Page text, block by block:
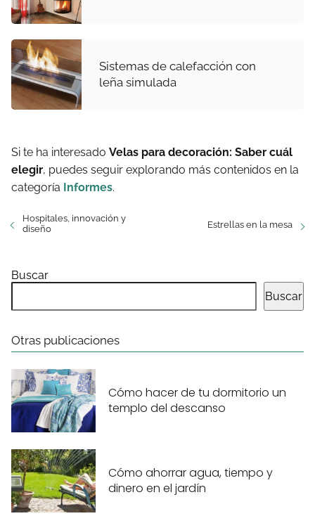
Sistemas de calefacción con
leña simulada
Si te ha interesado Velas para decoración: Saber cuál
elegir, puedes seguir explorando más contenidos en la
categoría Informes.
Hospitales, innovación y
diseño
Estrellas en la mesa
Buscar
Buscar
Otras publicaciones
Cómo hacer de tu dormitorio un
templo del descanso
Cómo ahorrar agua, tiempo y
dinero en el jardín